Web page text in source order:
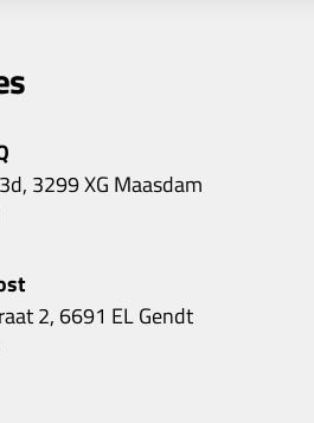
3299 XG Maasdam
2, 6691 EL Gendt